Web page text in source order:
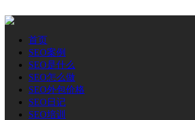
首页
SEO案例
SEO是什么
SEO怎么做
SEO外包价格
SEO日记
SEO培训